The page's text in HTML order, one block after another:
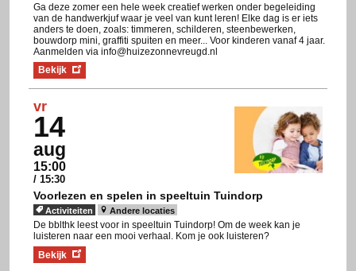
Ga deze zomer een hele week creatief werken onder begeleiding
van de handwerkjuf waar je veel van kunt leren! Elke dag is er iets
anders te doen, zoals: timmeren, schilderen, steenbewerken,
bouwdorp mini, graffiti spuiten en meer... Voor kinderen vanaf 4 jaar.
Aanmelden via info@huizezonnevreugd.nl
Bekijk
vr
14
aug
15:00
/ 15:30
Voorlezen en spelen in speeltuin Tuindorp
Activiteiten Andere locaties
De bblthk leest voor in speeltuin Tuindorp! Om de week kan je
luisteren naar een mooi verhaal. Kom je ook luisteren?
Bekijk